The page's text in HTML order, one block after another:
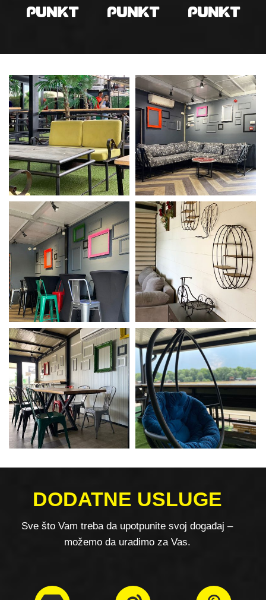
PUNKT PUNKT PUNKT
DODATNE USLUGE
Sve što Vam treba da upotpunite svoj događaj –
možemo da uradimo za Vas.